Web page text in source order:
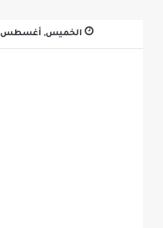
الخميس, أغسطس 6 2026